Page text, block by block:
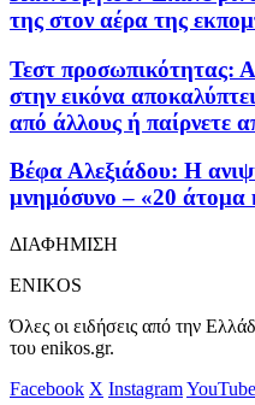
της στον αέρα της
Τεστ προσωπικότητας:
στην εικόνα
από άλλους ή παίρνετε
Βέφα Αλεξιάδου: Η
μνημόσυνο – «20 άτομα
ΔΙΑΦΗΜΙΣΗ
ENIKOS
Όλες οι ειδήσεις από την
του enikos.gr.
Facebook X InstagramYouTube